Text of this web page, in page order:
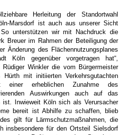
Herleitung der Standortwahl
Marsdorf ist auch aus unserer Sicht
unterstützen wir mit Nachdruck die
Breuer im Rahmen der Beteiligung der
Änderung des Flächennutzungsplanes
Köln gegenüber vorgetragen hat“,
Rüdiger Winkler die vom Bürgermeister
mit initiierten Verkehrsgutachten
erheblichen Zunahme des
Auswirkungen auch auf das
ist. Inwieweit Köln sich als Verursacher
bereit ist Abhilfe zu schaffen, blieb
gilt für Lärmschutzmaßnahmen, die
insbesondere für den Ortsteil Sielsdorf